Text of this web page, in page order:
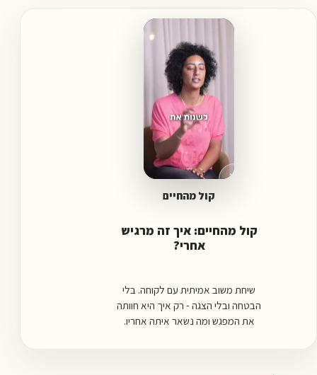
▶
קול מהחיים
קול מהחיים: איך זה מרגיש
אחרי?
שיחת משוב אמיתית עם לקוחה. בלי
הבטחה ובלי הצגה - רק איך היא חוותה
את המפגש ומה נשאר איתה אחריו.